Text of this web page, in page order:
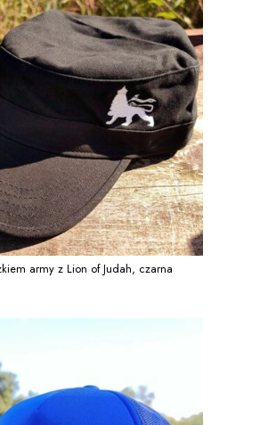
army z Lion of Judah, czarna